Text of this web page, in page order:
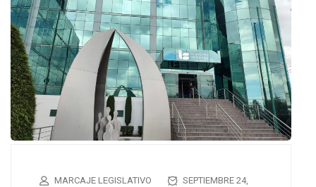
MARCAJE LEGISLATIVO
SEPTIEMBRE 24,